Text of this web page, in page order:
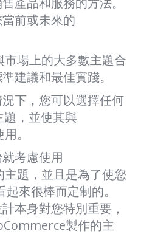
前或未來的
場上的大多數主題合
建議和最佳實踐。
下，您可以選擇任何
，並使其與
。
考慮使用
題，並且是為了使您
來很棒而定制的。
本身對您特別重要，
製作的主